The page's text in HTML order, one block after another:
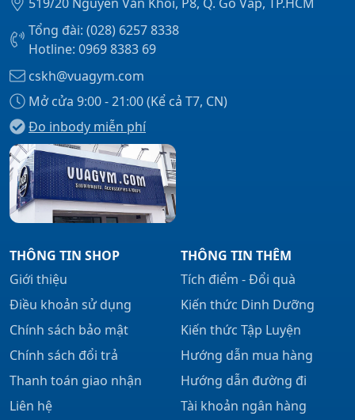
Xem tất cả →
Tổng đài: (028) 6257 8338
Hotline: 0969 8383 69
cskh@vuagym.com
Mở cửa 9:00 - 21:00 (Kể cả T7, CN)
Đo inbody miễn phí
THÔNG TIN SHOP
Giới thiệu
Điều khoản sử dụng
Chính sách bảo mật
Chính sách đổi trả
Thanh toán giao nhận
Liên hệ
THÔNG TIN THÊM
Tích điểm - Đổi quà
Kiến thức Dinh Dưỡng
Kiến thức Tập Luyện
Hướng dẫn mua hàng
Hướng dẫn đường đi
Tài khoản ngân hàng